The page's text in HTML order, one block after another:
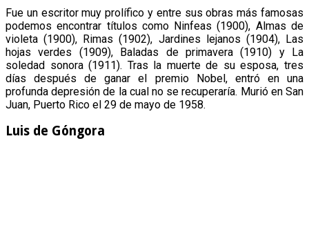
Fue un escritor muy prolífico y entre sus obras más famosas
podemos encontrar títulos como Ninfeas (1900), Almas de
violeta (1900), Rimas (1902), Jardines lejanos (1904), Las
hojas verdes (1909), Baladas de primavera (1910) y La
soledad sonora (1911). Tras la muerte de su esposa, tres
días después de ganar el premio Nobel, entró en una
profunda depresión de la cual no se recuperaría. Murió en San
Juan, Puerto Rico el 29 de mayo de 1958.
Luis de Góngora